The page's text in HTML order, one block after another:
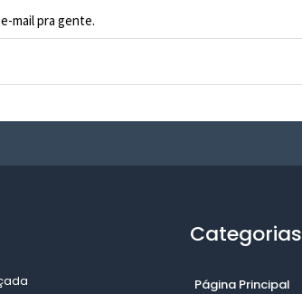
mail pra gente.
Categorias
Página Principal